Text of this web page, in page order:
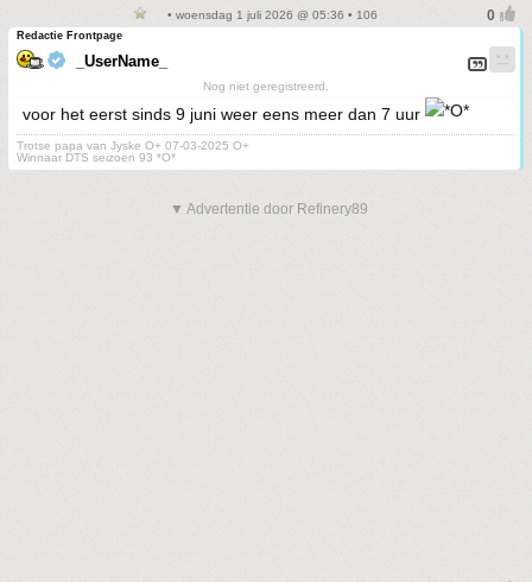
• woensdag 1 juli 2026 @ 05:36 • 106
Redactie Frontpage
_UserName_
Nog niet geregistreerd.
voor het eerst sinds 9 juni weer eens meer dan 7 uur
Trotse papa van Jyske O+ 07-03-2025 O+
Winnaar DTS seizoen 93 *O*
▼ Advertentie door Refinery89